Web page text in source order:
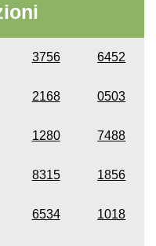
3756 6452
2168 0503
1280 7488
8315 1856
6534 1018